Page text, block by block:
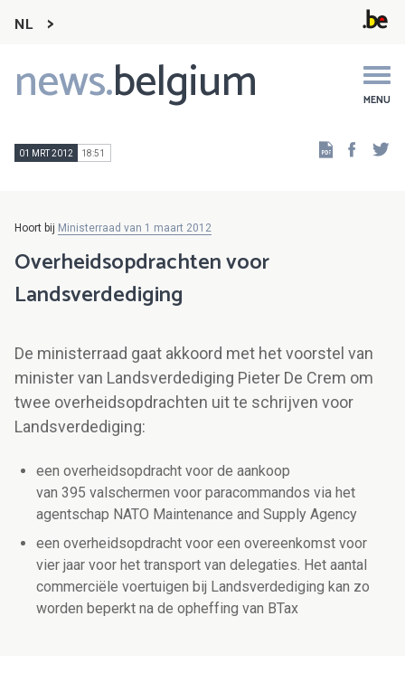
NL
news.belgium MENU
Main
navigation
01 MRT 2012 18:51
Hoort bij Ministerraad van 1 maart 2012
Overheidsopdrachten voor
Landsverdediging
De ministerraad gaat akkoord met het voorstel van
minister van Landsverdediging Pieter De Crem om
twee overheidsopdrachten uit te schrijven voor
Landsverdediging:
een overheidsopdracht voor de aankoop
van 395 valschermen voor paracommandos via het
agentschap NATO Maintenance and Supply Agency
een overheidsopdracht voor een overeenkomst voor
vier jaar voor het transport van delegaties. Het aantal
commerciële voertuigen bij Landsverdediging kan zo
worden beperkt na de opheffing van BTax